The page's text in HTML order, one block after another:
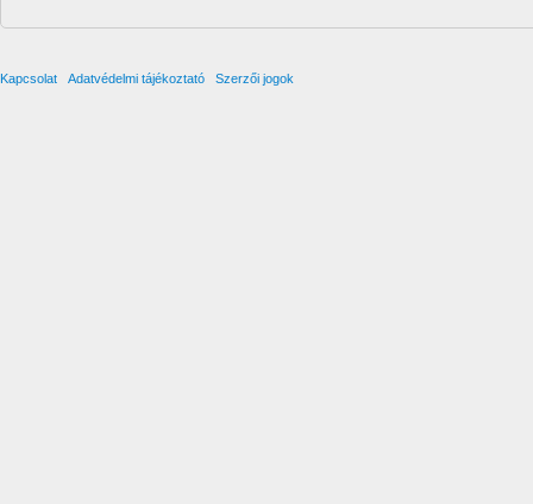
Kapcsolat Adatvédelmi tájékoztató Szerzői jogok